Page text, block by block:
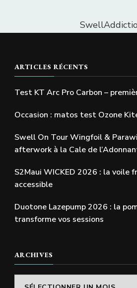
ARTICLES RÉCENTS
Test KT Arc Pro Carbon –
Occasion : matos test Ozone
Swell On Tour Wingfoil &
afterwork à la Cale de
S2Maui WICKED 2026 : la voile
accessible
Duotone Lazepump 2026 : la
transforme vos sessions
ARCHIVES
Archives